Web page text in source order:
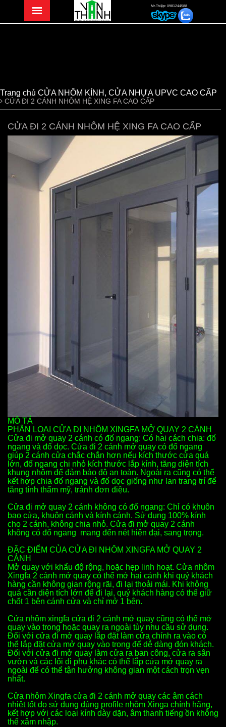
Mr.Thiệp: 0981244588
Trang chủ CỬA NHÔM KÍNH, CỬA NHỰA UPVC CAO CẤP
CỬA ĐI 2 CÁNH NHÔM HỆ XING FA CAO CẤP
CỬA ĐI 2 CÁNH NHÔM HỆ XING FA CAO CẤP
MÔ TẢ
PHÂN LOẠI CỬA ĐI NHÔM XINGFA MỞ QUAY 2 CÁNH
Cửa đi mở quay 2 cánh có đố ngang: Có hai cách chia: đố
ngang và đố dọc. Cửa đi 2 cánh mở quay có đố ngang
giúp 2 cánh cửa chắc chắn hơn nếu kích thước cửa quá
lớn, đố ngang chi nhỏ kích thước lắp kính, tăng diện tích
khung nhôm để đảm bảo độ an toàn. Ngoài ra cũng có thể
kết hợp chia đố ngang và đố dọc giống như lan trang trí để
tăng tính thẩm mỹ, tránh đơn điệu.
Cửa đi mở quay 2 cánh không có đố ngang: Chỉ có khuôn
bao cửa, khuôn cánh và kính cánh. Sử dụng 100% kính
cho 2 cánh, không chia nhỏ. Cửa đi mở quay 2 cánh
không có đố ngang mang đến nét hiện đại, sang trọng.
ĐẶC ĐIỂM CỦA CỬA ĐI NHÔM XINGFA MỞ QUAY 2
CÁNH
Mở quay với khẩu độ rộng, hoặc hẹp linh hoạt. Cửa nhôm
Xingfa 2 cánh mở quay có thể mở hai cánh khi quý khách
hàng cần không gian rộng rãi, đi lại thoải mái. Khi không
quá cần diện tích lớn để đi lại, quý khách hàng có thể giữ
chốt 1 bên cánh cửa và chỉ mở 1 bên.
Cửa nhôm xingfa cửa đi 2 cánh mở quay cũng có thể mở
quay vào trong hoặc quay ra ngoài tùy nhu cầu sử dụng.
Đối với cửa đi mở quay lắp đặt làm cửa chính ra vào có
thể lắp đặt cửa mở quay vào trong để dễ dàng đón khách.
Đối với cửa đi mở quay làm cửa ra ban công, cửa ra sân
vườn và các lối đi phụ khác có thể lắp cửa mở quay ra
ngoài để có thể tận hưởng không gian một cách trọn vẹn
nhất.
Cửa nhôm Xingfa cửa đi 2 cánh mở quay các âm cách
nhiệt tốt do sử dụng đúng profile nhôm Xinga chính hãng,
kết hợp với các loại kính dày dặn, âm thanh tiếng ồn không
thể xâm nhập.